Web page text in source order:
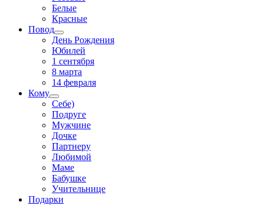
Белые
Красные
Повод
День Рождения
Юбилей
1 сентября
8 марта
14 февраля
Кому
Себе)
Подруге
Мужчине
Дочке
Партнеру
Любимой
Маме
Бабушке
Учительнице
Подарки